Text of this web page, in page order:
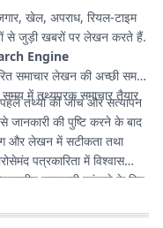
खेल, अपराध, रियल-टाइम
से जुड़ी खबरों पर लेखन करते हैं.
Engine
समाचार लेखन की अच्छी समझ
में तथ्यपरक समाचार तैयार
तथ्यों की जांच और सत्यापन
जानकारी की पुष्टि करने के बाद
और लेखन में सटीकता तथा
पत्रकारिता में विश्वास
जानकारी पहुंचाने के लिए